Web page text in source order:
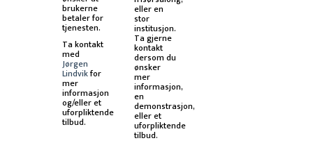
brukerne
betaler for
tjenesten.
Ta kontakt
med
Jørgen
Lindvikfor
mer
informasjon
og/eller et
uforpliktende
tilbud.
eller en
stor
institusjon.
Ta gjerne
kontakt
dersom du
ønsker
mer
informasjon,
en
demonstrasjon,
eller et
uforpliktende
tilbud.